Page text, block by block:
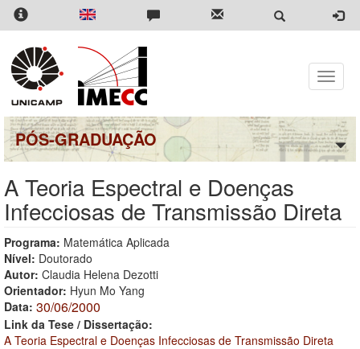
Pular
para
conteúdo
principal
Toggle
PÓS-GRADUAÇÃO
A Teoria Espectral e Doenças
Infecciosas de Transmissão Direta
Programa: Matemática Aplicada
Nível: Doutorado
Autor: Claudia Helena Dezotti
Orientador: Hyun Mo Yang
Data: 30/06/2000
Link da Tese / Dissertação:
A Teoria Espectral e Doenças Infecciosas de Transmissão Direta